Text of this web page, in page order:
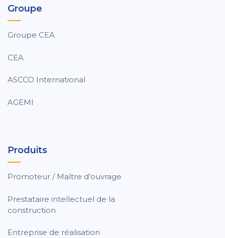
Groupe
Groupe CEA
CEA
ASCCO International
AGEMI
Produits
Promoteur / Maître d’ouvrage
Prestataire intellectuel de la
construction
Entreprise de réalisation